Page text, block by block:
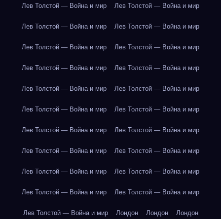
Лев Толстой — Война и мир Лев Толстой — Война и мир
Лев Толстой — Война и мир Лев Толстой — Война и мир
Лев Толстой — Война и мир Лев Толстой — Война и мир
Лев Толстой — Война и мир Лев Толстой — Война и мир
Лев Толстой — Война и мир Лев Толстой — Война и мир
Лев Толстой — Война и мир Лев Толстой — Война и мир
Лев Толстой — Война и мир Лев Толстой — Война и мир
Лев Толстой — Война и мир Лев Толстой — Война и мир
Лев Толстой — Война и мир Лев Толстой — Война и мир
Лев Толстой — Война и мир Лев Толстой — Война и мир
Лев Толстой — Война и мир Лондон Лондон Лондон